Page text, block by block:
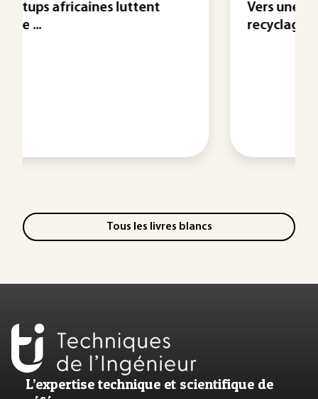
Vers une industrialisation du
Tous les livres blancs
L’expertise technique et scientifique de